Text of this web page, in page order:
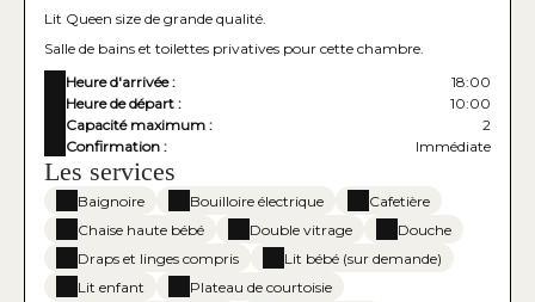
Lit Queen size de grande qualité.
Salle de bains et toilettes privatives pour cette chambre.
Heure d'arrivée :
18:00
Heure de départ :
10:00
Capacité maximum :
2
Confirmation :
Immédiate
Les services
Baignoire Bouilloire électrique
Cafetière
Chaise haute bébé
Double vitrage
Douche
Draps et linges compris
Lit bébé (sur demande)
Lit enfant
Plateau de courtoisie